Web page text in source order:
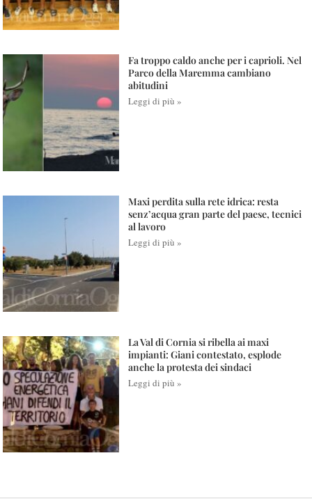
Fa troppo caldo anche per i caprioli. Nel
Parco della Maremma cambiano
abitudini
Leggi di più »
Maxi perdita sulla rete idrica: resta
senz’acqua gran parte del paese, tecnici
al lavoro
Leggi di più »
La Val di Cornia si ribella ai maxi
impianti: Giani contestato, esplode
anche la protesta dei sindaci
Leggi di più »